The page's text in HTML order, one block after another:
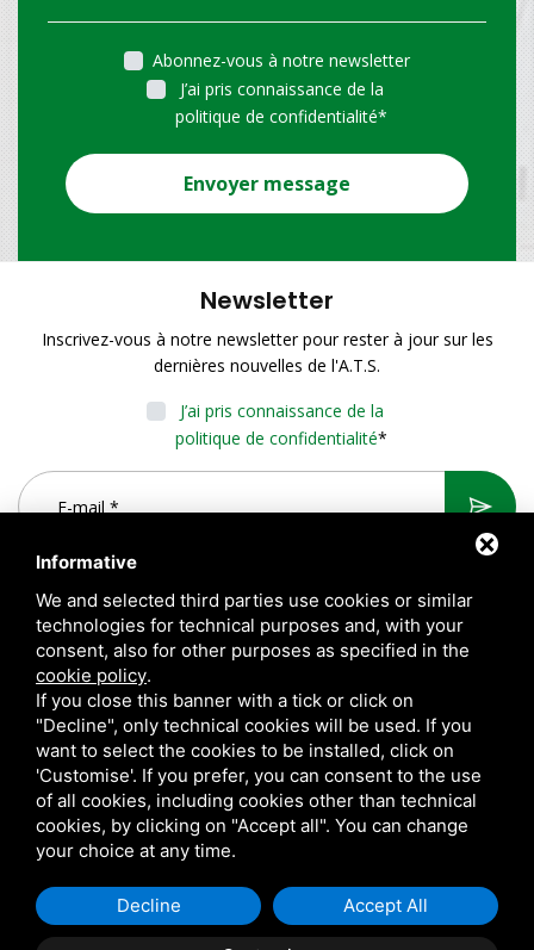
Abonnez-vous à notre newsletter
J’ai pris connaissance de la
politique de confidentialité*
Envoyer message
Newsletter
Inscrivez-vous à notre newsletter pour rester à jour sur les
dernières nouvelles de l'A.T.S.
J’ai pris connaissance de la
politique de confidentialité*
A.T.S. S.r.l. Via del Mangano, 4/A 40023 Castel Guelfo di Bologna
(BO) Italy | P.Iva 00824841209 |Privacy|Notes légales|
Sitemap
Terms of Servicedi Google.
Informative
We and selected third parties use cookies or similar
technologies for technical purposes and, with your
consent, also for other purposes as specified in the
cookie policy.
If you close this banner with a tick or click on
"Decline", only technical cookies will be used. If you
want to select the cookies to be installed, click on
'Customise'. If you prefer, you can consent to the use
of all cookies, including cookies other than technical
cookies, by clicking on "Accept all". You can change
your choice at any time.
Decline Accept All